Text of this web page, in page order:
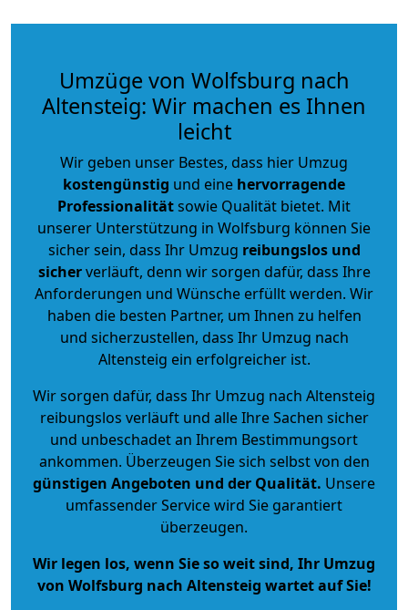
Umzüge von Wolfsburg nach
Altensteig: Wir machen es Ihnen
leicht
Wir geben unser Bestes, dass hier Umzug
kostengünstig und eine hervorragende
Professionalitätsowie Qualität bietet. Mit
unserer Unterstützung in Wolfsburg können Sie
sicher sein, dass Ihr Umzug reibungslos und
sicherverläuft, denn wir sorgen dafür, dass Ihre
Anforderungen und Wünsche erfüllt werden. Wir
haben die besten Partner, um Ihnen zu helfen
und sicherzustellen, dass Ihr Umzug nach
Altensteig ein erfolgreicher ist.
Wir sorgen dafür, dass Ihr Umzug nach Altensteig
reibungslos verläuft und alle Ihre Sachen sicher
und unbeschadet an Ihrem Bestimmungsort
ankommen. Überzeugen Sie sich selbst von den
günstigen Angeboten und der Qualität. Unsere
umfassender Service wird Sie garantiert
überzeugen.
Wir legen los, wenn Sie so weit sind, Ihr Umzug
von Wolfsburg nach Altensteig wartet auf Sie!